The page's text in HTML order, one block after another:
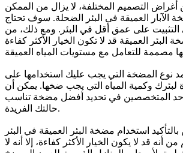
التصميم المختلفة، لا يزال من الممكن
الآبار العميقة في البئر الضحلة. سوف تحتاج
التثبيت على عمق أقل في البئر. ومع ذلك، من
البئر العميقة قد لا تكون الخيار الأكثر كفاءة
نوع المضخة التي يجب عليك استخدامها على
لبئرك وكمية المياه التي يجب ضخها. يمكن أن
المتخصصين في تحديد أفضل مضخة تناسب
حالتك الفريدة.
استخدام مضخة البئر العميقة في البئر
أنه قد لا يكون الخيار الأكثر كفاءة، إلا أنه لا